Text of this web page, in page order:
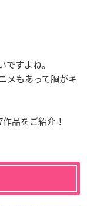
すよね。
メもあって胸がキ
品をご紹介！